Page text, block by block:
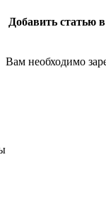
Добавить статью
Вам необходимо